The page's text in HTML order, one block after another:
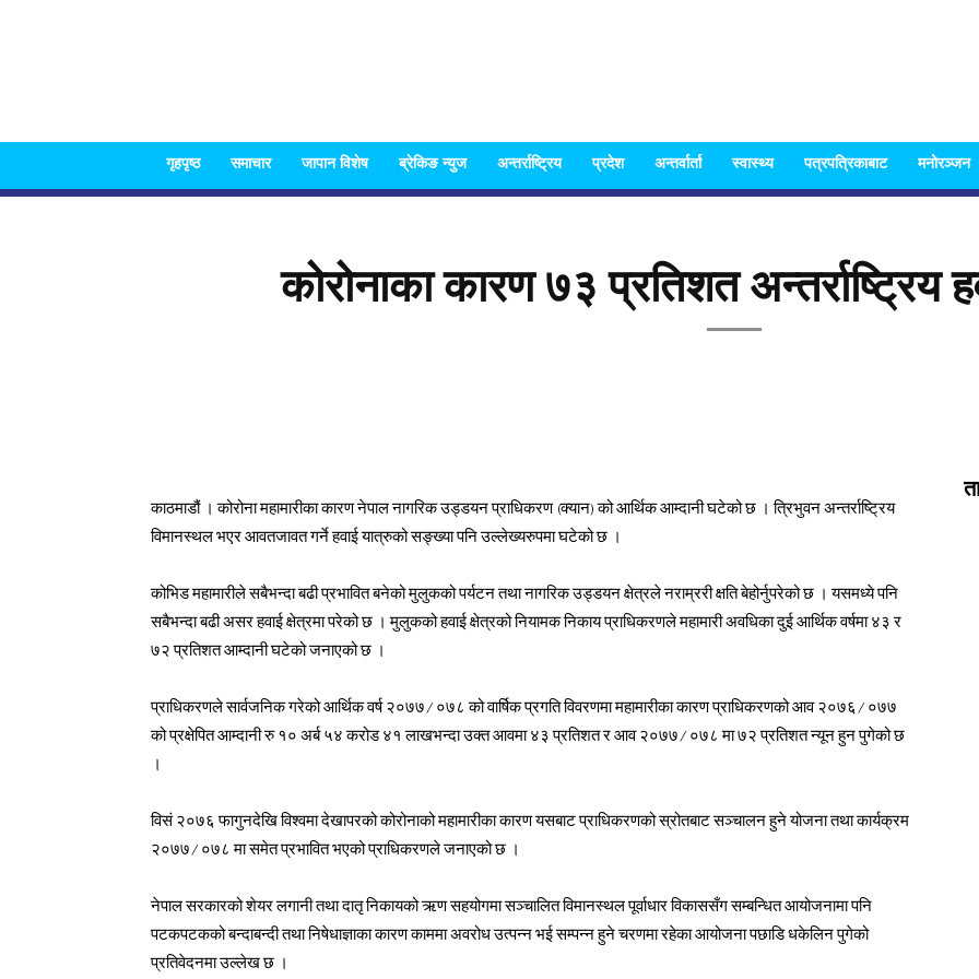
Nispakshya
News
गृहपृष्ठ समाचार जापान विशेष ब्रेकिङ न्युज अन्तर्राष्ट्रिय प्रदेश अन्तर्वार्ता स्वास्थ्य पत्रपत्रिकाबाट मनोरञ्जन
कोरोनाका कारण ७३ प्रतिशत अन्तर्राष्ट्रिय
काठमाडौं । कोरोना महामारीका कारण नेपाल नागरिक उड्डयन प्राधिकरण (क्यान) को आर्थिक आम्दानी घटेको छ । त्रिभुवन अन्तर्राष्ट्रिय
विमानस्थल भएर आवतजावत गर्ने हवाई यात्रुको सङ्ख्या पनि उल्लेख्यरुपमा घटेको छ ।
कोभिड महामारीले सबैभन्दा बढी प्रभावित बनेको मुलुकको पर्यटन तथा नागरिक उड्डयन क्षेत्रले नराम्ररी क्षति बेहोर्नुपरेको छ । यसमध्ये पनि
सबैभन्दा बढी असर हवाई क्षेत्रमा परेको छ । मुलुकको हवाई क्षेत्रको नियामक निकाय प्राधिकरणले महामारी अवधिका दुई आर्थिक वर्षमा ४३ र
७२ प्रतिशत आम्दानी घटेको जनाएको छ ।
प्राधिकरणले सार्वजनिक गरेको आर्थिक वर्ष २०७७/०७८ को वार्षिक प्रगति विवरणमा महामारीका कारण प्राधिकरणको आव २०७६/०७७
को प्रक्षेपित आम्दानी रु १० अर्ब ५४ करोड ४१ लाखभन्दा उक्त आवमा ४३ प्रतिशत र आव २०७७/०७८ मा ७२ प्रतिशत न्यून हुन पुगेको छ
।
विसं २०७६ फागुनदेखि विश्वमा देखापरको कोरोनाको महामारीका कारण यसबाट प्राधिकरणको स्रोतबाट सञ्चालन हुने योजना तथा कार्यक्रम
२०७७/०७८ मा समेत प्रभावित भएको प्राधिकरणले जनाएको छ ।
नेपाल सरकारको शेयर लगानी तथा दातृ निकायको ऋण सहयोगमा सञ्चालित विमानस्थल पूर्वाधार विकाससँग सम्बन्धित आयोजनामा पनि
पटकपटकको बन्दाबन्दी तथा निषेधाज्ञाका कारण काममा अवरोध उत्पन्न भई सम्पन्न हुने चरणमा रहेका आयोजना पछाडि धकेलिन पुगेको
प्रतिवेदनमा उल्लेख छ ।